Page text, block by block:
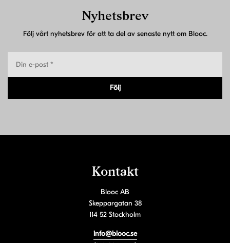
Nyhetsbrev
Följ vårt nyhetsbrev för att ta del av senaste nytt om Blooc.
Följ
Kontakt
Blooc AB
Skeppargatan 38
114 52 Stockholm
info@blooc.se